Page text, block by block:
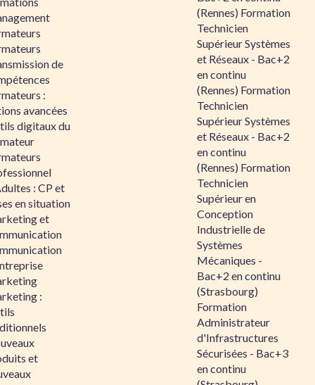
de
:
avancées
digitaux du
: CP et
en situation
et
:
et
(Rennes) Formation
Technicien
Supérieur Systèmes
et Réseaux - Bac+2
en continu
(Rennes) Formation
Technicien
Supérieur Systèmes
et Réseaux - Bac+2
en continu
(Rennes) Formation
Technicien
Supérieur en
Conception
Industrielle de
Systèmes
Mécaniques -
Bac+2 en continu
(Strasbourg)
Formation
Administrateur
d'Infrastructures
Sécurisées - Bac+3
en continu